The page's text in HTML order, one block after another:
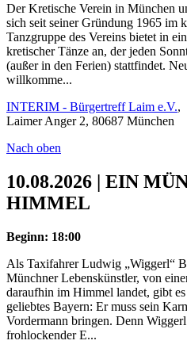
Der Kretische Verein in München
sich seit seiner Gründung 1965 im
Tanzgruppe des Vereins bietet in
kretischer Tänze an, der jeden
(außer in den Ferien) stattfindet.
willkomme...
INTERIM - Bürgertreff Laim e.V.,
Laimer Anger 2, 80687 München
Nach oben
10.08.2026 | EIN
HIMMEL
Beginn: 18:00
Als Taxifahrer Ludwig „Wiggerl“
Münchner Lebenskünstler, von
daraufhin im Himmel landet, gibt
geliebtes Bayern: Er muss sein
Vordermann bringen. Denn
frohlockender E...